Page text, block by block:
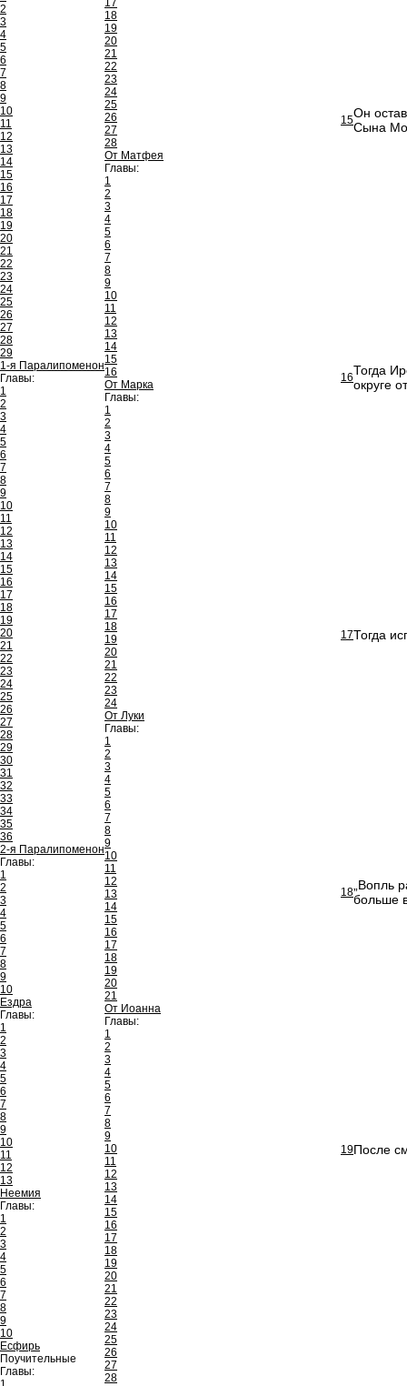
2
3
4
5
6
7
8
9
10
11
12
13
14
15
16
17
18
19
20
21
22
23
24
25
26
27
28
29
1-я Паралипоменон
Главы:
1
2
3
4
5
6
7
8
9
10
11
12
13
14
15
16
17
18
19
20
21
22
23
24
25
26
27
28
29
30
31
32
33
34
35
36
2-я Паралипоменон
Главы:
1
2
3
4
5
6
7
8
9
10
Ездра
Главы:
1
2
3
4
5
6
7
8
9
10
11
12
13
Неемия
Главы:
1
2
3
4
5
6
7
8
9
10
Есфирь
Поучительные
Главы:
17
18
19
20
21
22
23
24
25
26
27
28
От Матфея
Главы:
1
2
3
4
5
6
7
8
9
10
11
12
13
14
15
16
От Марка
Главы:
1
2
3
4
5
6
7
8
9
10
11
12
13
14
15
16
17
18
19
20
21
22
23
24
От Луки
Главы:
1
2
3
4
5
6
7
8
9
10
11
12
13
14
15
16
17
18
19
20
21
От Иоанна
Главы:
1
2
3
4
5
6
7
8
9
10
11
12
13
14
15
16
17
18
19
20
21
22
23
24
25
26
27
28
15Он
Сына
16Тогда
округе
17Тогда
18 „Вопль
больше
19После